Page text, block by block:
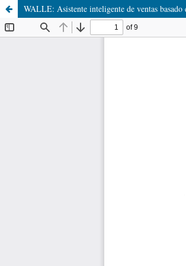
WALLE: Asistente inteligente de ventas basado